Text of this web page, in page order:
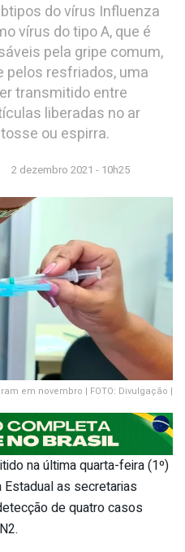
do vírus Influenza
vírus do tipo A, que é
pela gripe comum,
pelos resfriados, uma
transmitido entre
liberadas no ar
ou espirra.
2 dezembro 2021 - 10h25
em novembro | FOTO: Divulgação |
na última quarta-feira (1º)
Estadual as secretarias
de quatro casos